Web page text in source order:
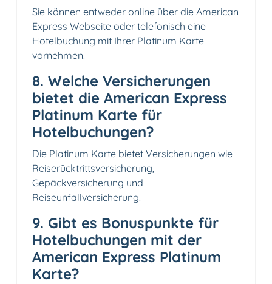
Sie können entweder online über die American
Express Webseite oder telefonisch eine
Hotelbuchung mit Ihrer Platinum Karte
vornehmen.
8. Welche Versicherungen
bietet die American Express
Platinum Karte für
Hotelbuchungen?
Die Platinum Karte bietet Versicherungen wie
Reiserücktrittsversicherung,
Gepäckversicherung und
Reiseunfallversicherung.
9. Gibt es Bonuspunkte für
Hotelbuchungen mit der
American Express Platinum
Karte?